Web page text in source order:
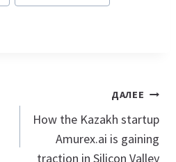
ДАЛЕЕ
How the Kazakh startup
Amurex.ai is gaining
traction in Silicon Valley